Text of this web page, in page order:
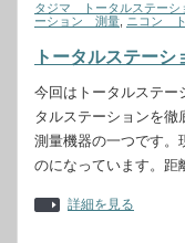
タジマ トータルステーシ
ーション 測量
ニコン
トータルステーシ
今回はトータルステー
タルステーションを徹
測量機器の一つです。
のになっています。
詳細を見る